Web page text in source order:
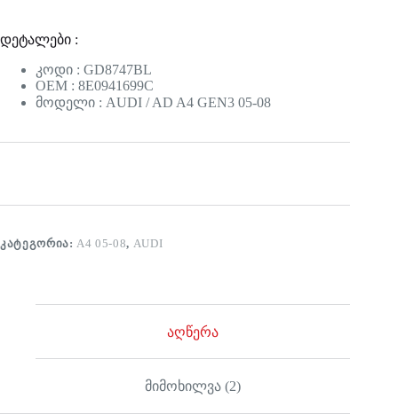
დეტალები :
კოდი : GD8747BL
OEM : 8E0941699C
მოდელი : AUDI / AD A4 GEN3 05-08
ᲙᲐᲢᲔᲒᲝᲠᲘᲐ: A4 05-08, AUDI
აღწერა
მიმოხილვა (2)